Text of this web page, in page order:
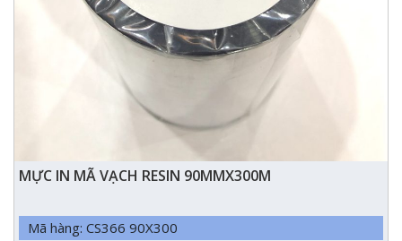
MỰC IN MÃ VẠCH RESIN 90MMX300M
Mã hàng: CS366 90X300